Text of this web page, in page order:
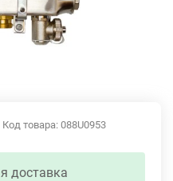
Код товара: 088U0953
доставка